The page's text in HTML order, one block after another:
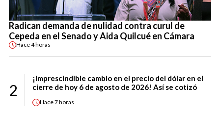
Radican demanda de nulidad contra curul de
Cepeda en el Senado y Aida Quilcué en Cámara
Hace4 horas
2
¡Imprescindible cambio en el precio del dólar en el
cierre de hoy 6 de agosto de 2026! Así se cotizó
Hace7 horas